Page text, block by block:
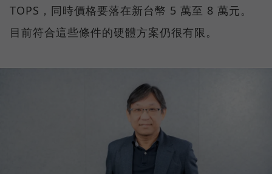
TOPS，同時價格要落在新台幣 5 萬至 8 萬元。
目前符合這些條件的硬體方案仍很有限。